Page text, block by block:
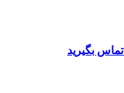
تماس بگیرید